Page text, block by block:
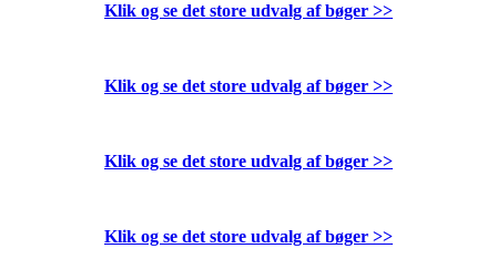
Klik og se det store udvalg af bøger >>
Klik og se det store udvalg af bøger >>
Klik og se det store udvalg af bøger >>
Klik og se det store udvalg af bøger >>